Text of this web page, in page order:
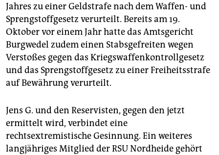
Jahres zu einer Geldstrafe nach dem Waffen- und
Sprengstoffgesetz verurteilt. Bereits am 19.
Oktober vor einem Jahr hatte das Amtsgericht
Burgwedel zudem einen Stabsgefreiten wegen
Verstoßes gegen das Kriegswaffenkontrollgesetz
und das Sprengstoffgesetz zu einer Freiheitsstrafe
auf Bewährung verurteilt.
Jens G. und den Reservisten, gegen den jetzt
ermittelt wird, verbindet eine
rechtsextremistische Gesinnung. Ein weiteres
langjähriges Mitglied der RSU Nordheide gehört